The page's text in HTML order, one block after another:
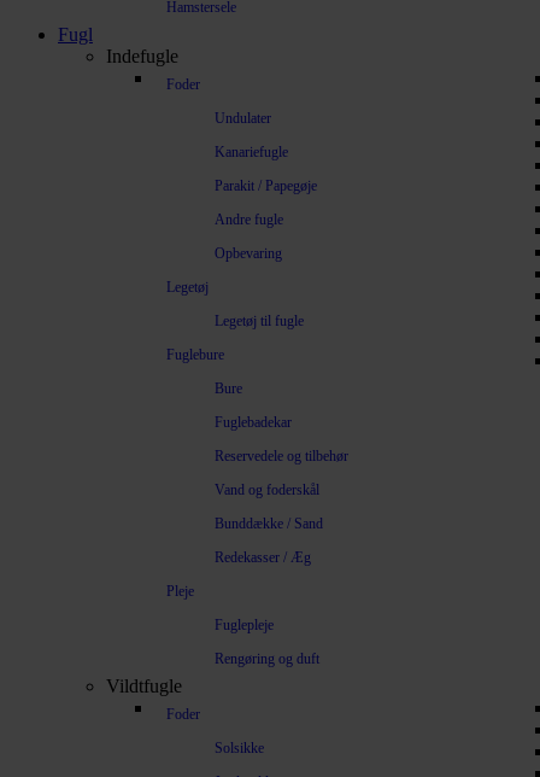
Hamstersele
Fugl
Indefugle
Foder
Undulater
Kanariefugle
Parakit / Papegøje
Andre fugle
Opbevaring
Legetøj
Legetøj til fugle
Fuglebure
Bure
Fuglebadekar
Reservedele og tilbehør
Vand og foderskål
Bunddække / Sand
Redekasser / Æg
Pleje
Fuglepleje
Rengøring og duft
Vildtfugle
Foder
Solsikke